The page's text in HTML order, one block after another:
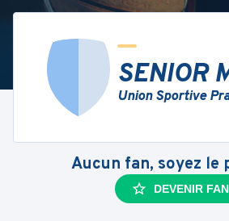
SENIOR
Union Sportive
Aucun fan, soyez le
DEVENIR FAN